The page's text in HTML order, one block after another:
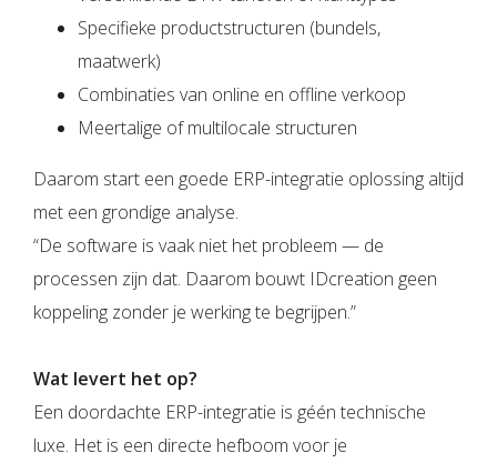
Specifieke productstructuren (bundels,
maatwerk)
Combinaties van online en offline verkoop
Meertalige of multilocale structuren
Daarom start een goede ERP-integratie oplossing altijd
met een grondige analyse.
“De software is vaak niet het probleem — de
processen zijn dat. Daarom bouwt IDcreation geen
koppeling zonder je werking te begrijpen.”
Wat levert het op?
Een doordachte ERP-integratie is géén technische
luxe. Het is een directe hefboom voor je